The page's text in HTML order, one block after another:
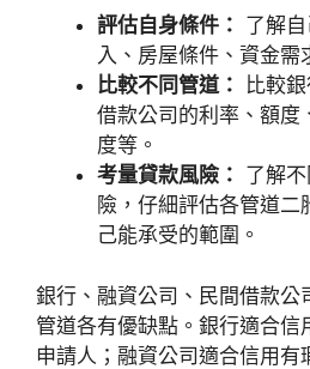
評估自身條件： 了解
入、房屋條件、資金需
比較不同管道：
比較
借款公司的利率、額度
度等。
考量貸款風險： 了解
險，仔細評估各管道二
己能承受的範圍。
銀行、融資公司、民間借款公
管道各有優缺點。銀行適合信
申請人；融資公司適合信用有